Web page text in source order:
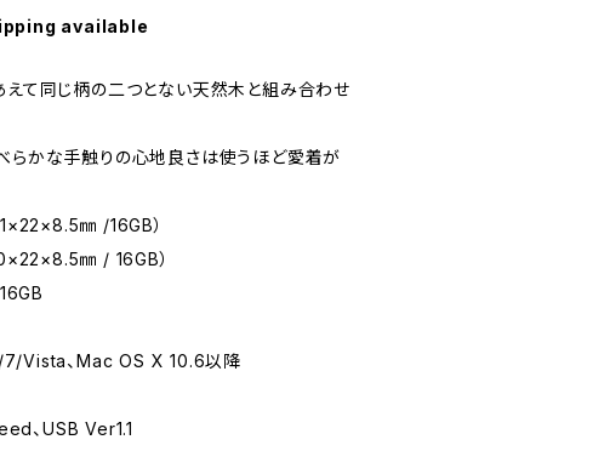
available
えて同じ柄の二つとない天然木と組み合わせ
らかな手触りの心地良さは使うほど愛着が
㎜ /16GB）
㎜ / 16GB）
Vista、Mac OS X 10.6以降
、USB Ver1.1